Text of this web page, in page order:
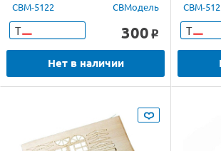
стиле русского зодчества
CBM-5122 СВМодель
Т 300 o
Нет в наличии
ручки,
CBM-
Т